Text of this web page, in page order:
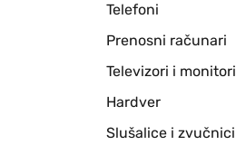
Telefoni
Prenosni računari
Televizori i monitori
Hardver
Slušalice i zvučnici